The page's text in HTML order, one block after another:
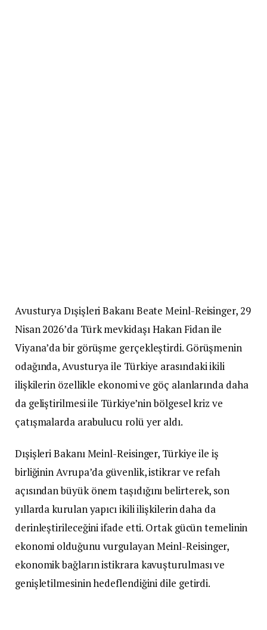
Avusturya Dışişleri Bakanı Beate Meinl-Reisinger, 29
Nisan 2026’da Türk mevkidaşı Hakan Fidan ile
Viyana’da bir görüşme gerçekleştirdi. Görüşmenin
odağında, Avusturya ile Türkiye arasındaki ikili
ilişkilerin özellikle ekonomi ve göç alanlarında daha
da geliştirilmesi ile Türkiye’nin bölgesel kriz ve
çatışmalarda arabulucu rolü yer aldı.
Dışişleri Bakanı Meinl-Reisinger, Türkiye ile iş
birliğinin Avrupa’da güvenlik, istikrar ve refah
açısından büyük önem taşıdığını belirterek, son
yıllarda kurulan yapıcı ikili ilişkilerin daha da
derinleştirileceğini ifade etti. Ortak gücün temelinin
ekonomi olduğunu vurgulayan Meinl-Reisinger,
ekonomik bağların istikrara kavuşturulması ve
genişletilmesinin hedeflendiğini dile getirdi.